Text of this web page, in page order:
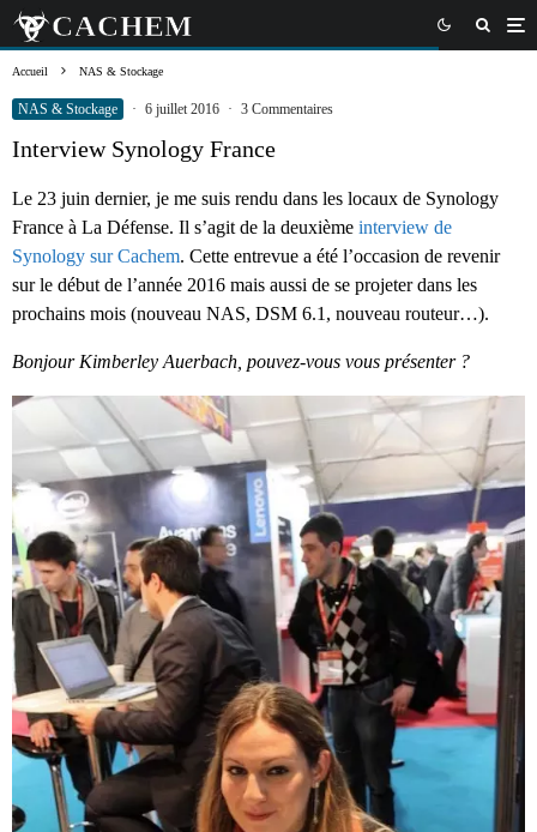
Accueil NAS & Stockage
NAS & Stockage · 6 juillet 2016 · 3 Commentaires
Interview Synology France
Le 23 juin dernier, je me suis rendu dans les locaux de Synology
France à La Défense. Il s’agit de la deuxième interview de
Synology sur Cachem. Cette entrevue a été l’occasion de revenir
sur le début de l’année 2016 mais aussi de se projeter dans les
prochains mois (nouveau NAS, DSM 6.1, nouveau routeur…).
Bonjour Kimberley Auerbach, pouvez-vous vous présenter ?